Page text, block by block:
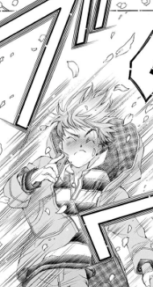
）が鹿児島で3月に死去し...